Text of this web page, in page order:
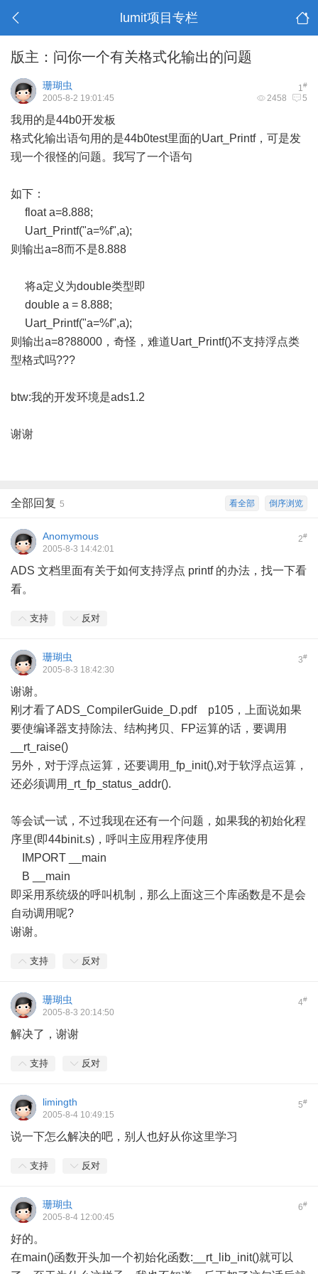
lumit项目专栏
版主：问你一个有关格式化输出的问题
1#
珊瑚虫
2458 5
2005-8-2 19:01:45
我用的是44b0开发板
格式化输出语句用的是44b0test里面的Uart_Printf，可是发
现一个很怪的问题。我写了一个语句
如下：
float a=8.888;
Uart_Printf("a=%f",a);
则输出a=8而不是8.888
将a定义为double类型即
double a = 8.888;
Uart_Printf("a=%f",a);
则输出a=8?88000，奇怪，难道Uart_Printf()不支持浮点类
型格式吗???
btw:我的开发环境是ads1.2
谢谢
倒序浏览
看全部
全部回复 5
2#
Anomymous
2005-8-3 14:42:01
ADS 文档里面有关于如何支持浮点 printf 的办法，找一下看
看。
支持 反对
3#
珊瑚虫
2005-8-3 18:42:30
谢谢。
刚才看了ADS_CompilerGuide_D.pdf p105，上面说如果
要使编译器支持除法、结构拷贝、FP运算的话，要调用
__rt_raise()
另外，对于浮点运算，还要调用_fp_init(),对于软浮点运算，
还必须调用_rt_fp_status_addr().
等会试一试，不过我现在还有一个问题，如果我的初始化程
序里(即44binit.s)，呼叫主应用程序使用
IMPORT __main
B __main
即采用系统级的呼叫机制，那么上面这三个库函数是不是会
自动调用呢?
谢谢。
支持 反对
4#
珊瑚虫
2005-8-3 20:14:50
解决了，谢谢
支持 反对
5#
limingth
2005-8-4 10:49:15
说一下怎么解决的吧，别人也好从你这里学习
支持 反对
6#
珊瑚虫
2005-8-4 12:00:45
好的。
在main()函数开头加一个初始化函数:__rt_lib_init()就可以